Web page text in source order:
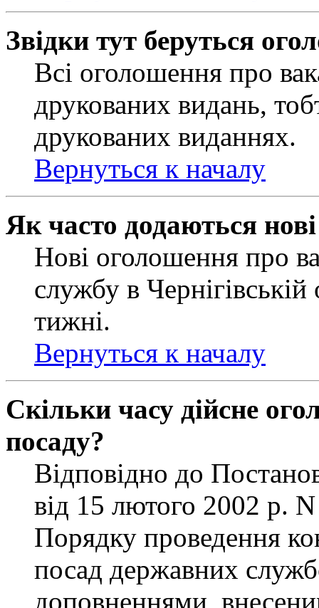
Звідки тут беруться
Всі оголошення про
друкованих видань,
друкованих виданнях.
Вернуться к началу
Як часто додаються
Нові оголошення про
службу в
тижні.
Вернуться к началу
Скільки часу дійсне
посаду?
Відповідно до
від 15 лютого 2002 р.
Порядку проведення
посад державних
доповненнями,